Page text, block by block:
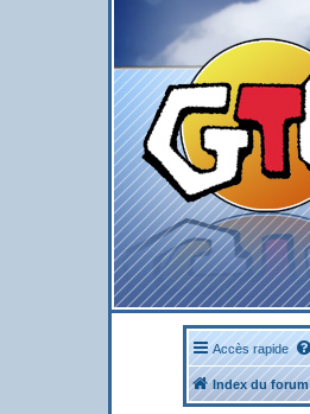
Accès rapide
Index du forum